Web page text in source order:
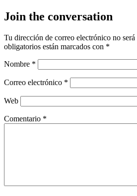
Join the conversation
Tu dirección de correo electrónico no será
obligatorios están marcados con *
Nombre *
Correo electrónico *
Web
Comentario *